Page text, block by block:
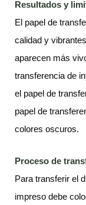
Resultados y
El papel de
calidad y
aparecen más
transferencia de
el papel de
papel de
colores oscuros.
Proceso de
Para transferir el
impreso debe